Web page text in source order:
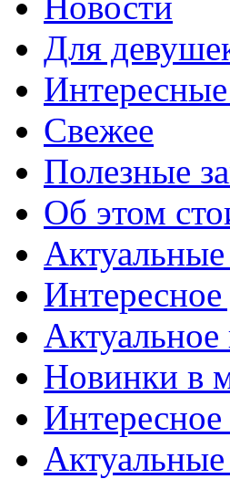
Для
Свежее
Полезные
Об этом
Новинки в